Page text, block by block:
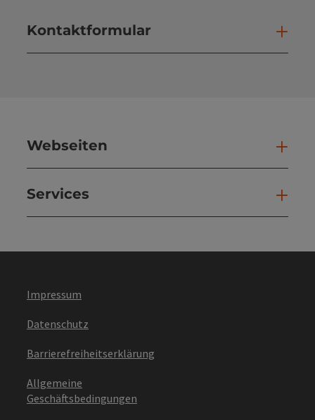
Kontaktformular
Webseiten
Services
Impressum
Datenschutz
Barrierefreiheitserklärung
Allgemeine
Geschäftsbedingungen